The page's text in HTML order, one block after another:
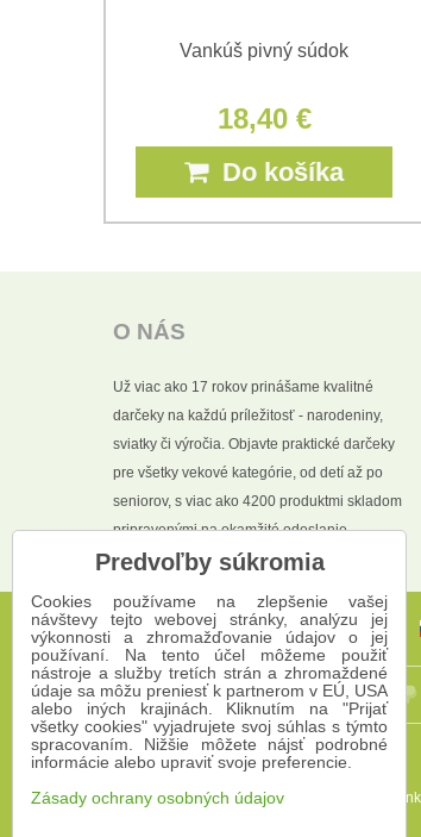
Vankúš pivný súdok
18,40 €
Do košíka
O NÁS
Už viac ako 17 rokov prinášame kvalitné
darčeky na každú príležitosť - narodeniny,
sviatky či výročia. Objavte praktické darčeky
pre všetky vekové kategórie, od detí až po
seniorov, s viac ako 4200 produktmi skladom
pripravenými na okamžité odoslanie.
Táto
Predvoľby súkromia
Cookies používame na zlepšenie vašej
návštevy tejto webovej stránky, analýzu jej
výkonnosti a zhromažďovanie údajov o jej
používaní. Na tento účel môžeme použiť
nástroje a služby tretích strán a zhromaždené
údaje sa môžu preniesť k partnerom v EÚ, USA
alebo iných krajinách. Kliknutím na "Prijať
všetky cookies" vyjadrujete svoj súhlas s týmto
spracovaním. Nižšie môžete nájsť podrobné
informácie alebo upraviť svoje preferencie.
Zásady ochrany osobných údajov